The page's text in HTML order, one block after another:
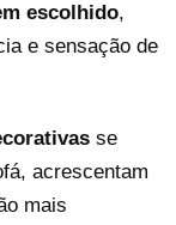
escolhido,
e sensação de
se
acrescentam
mais